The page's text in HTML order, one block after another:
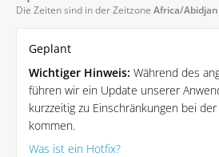
Die Zeiten sind in der Zeitzone Africa/Abidjan
Geplant
Wichtiger Hinweis: Während des
führen wir ein Update unserer
kurzzeitig zu Einschränkungen bei
kommen.
Was ist ein Hotfix?